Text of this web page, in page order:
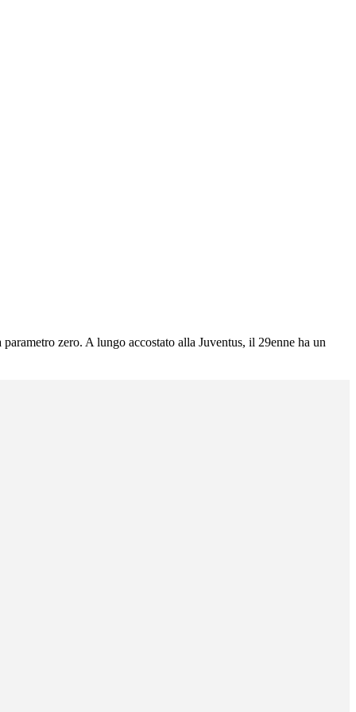
zero. A lungo accostato alla Juventus, il 29enne ha un